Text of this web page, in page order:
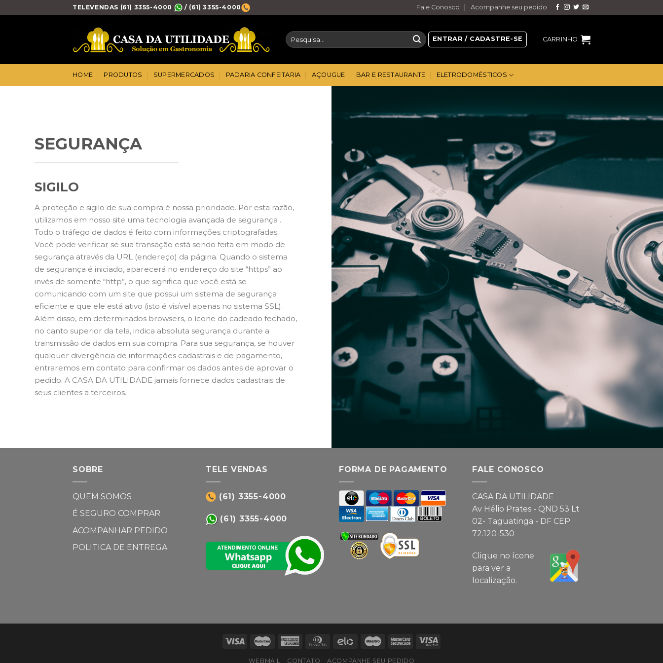
to
TELEVENDAS (61) 3355-4000 / (61) 3355-4000 Fale Conosco Acompanhe seu pedido
Pesquisar
por:
ENTRAR / CADASTRE-SE CARRINHO
HOME PRODUTOS SUPERMERCADOS PADARIA CONFEITARIA AÇOUGUE BAR E RESTAURANTE ELETRODOMÉSTICOS
SEGURANÇA
SIGILO
A proteção e sigilo de sua compra é nossa prioridade. Por esta razão,
utilizamos em nosso site uma tecnologia avançada de segurança .
Todo o tráfego de dados é feito com informações criptografadas.
Você pode verificar se sua transação está sendo feita em modo de
segurança através da URL (endereço) da página. Quando o sistema
de segurança é iniciado, aparecerá no endereço do site “https” ao
invés de somente “http”, o que significa que você está se
comunicando com um site que possui um sistema de segurança
eficiente e que ele está ativo (isto é visível apenas no sistema SSL).
Além disso, em determinados browsers, o ícone do cadeado fechado,
no canto superior da tela, indica absoluta segurança durante a
transmissão de dados em sua compra. Para sua segurança, se houver
qualquer divergência de informações cadastrais e de pagamento,
entraremos em contato para confirmar os dados antes de aprovar o
pedido. A CASA DA UTILIDADE jamais fornece dados cadastrais de
seus clientes a terceiros.
SOBRE
QUEM SOMOS
É SEGURO COMPRAR
ACOMPANHAR PEDIDO
POLITICA DE ENTREGA
TELE VENDAS
(61) 3355-4000
(61) 3355-4000
FORMA DE PAGAMENTO FALE CONOSCO
CASA DA UTILIDADE
Av Hélio Prates - QND 53 Lt
02- Taguatinga - DF CEP
72.120-530
Clique no ícone
para ver a
localização.
WEBMAIL CONTATO ACOMPANHE SEU PEDIDO